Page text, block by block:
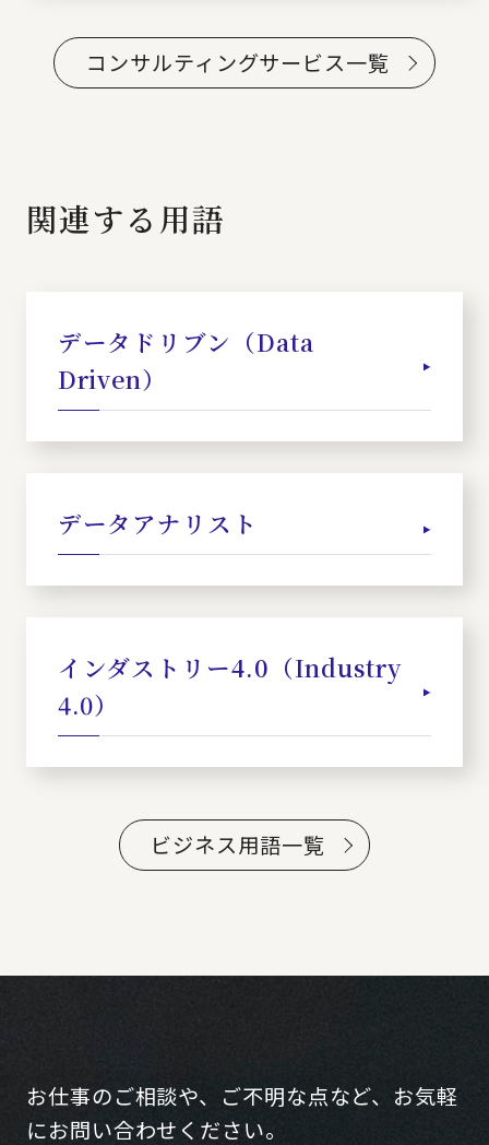
コンサルティングサービス一覧
関連する用語
データドリブン（Data
Driven）
データアナリスト
インダストリー4.0（Industry
4.0）
ビジネス用語一覧
お仕事のご相談や、ご不明な点など、お気軽
にお問い合わせください。